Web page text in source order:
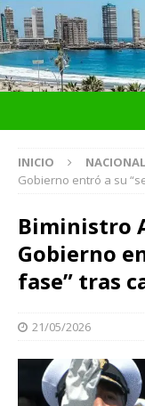
INICIO NACIONAL
Gobierno entró a su
Biministro
Gobierno
fase” tras
21/05/2026